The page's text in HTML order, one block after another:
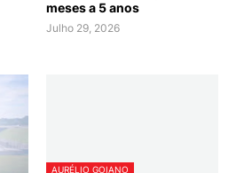
meses a 5 anos
Julho 29, 2026
AURÉLIO GOIANO